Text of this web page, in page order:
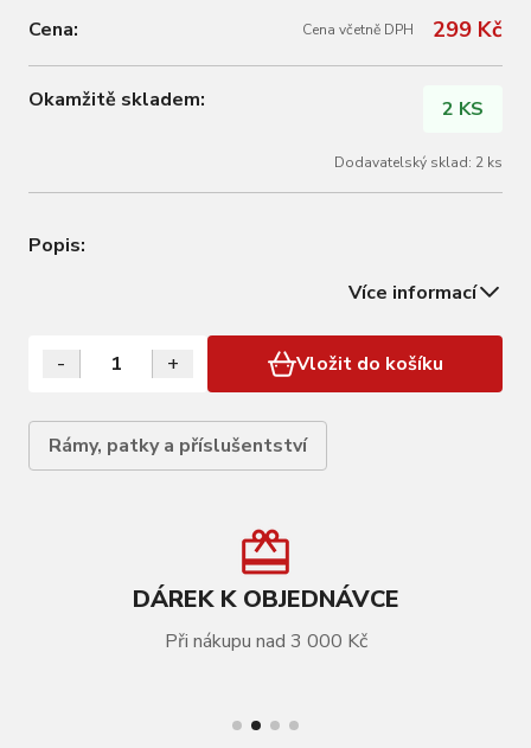
Cena: Cena včetně DPH 299 Kč
Okamžitě skladem: 2 KS
Dodavatelský sklad: 2 ks
Popis:
Více informací
- + Vložit do košíku
Rámy, patky a příslušentství
DÁREK K OBJEDNÁVCE
Při nákupu nad 3 000 Kč
Expander pro hliníkové vahadlo LAPIERRE